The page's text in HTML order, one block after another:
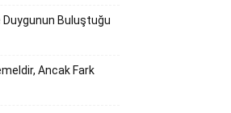
Duygunun Buluştuğu
Ancak Fark